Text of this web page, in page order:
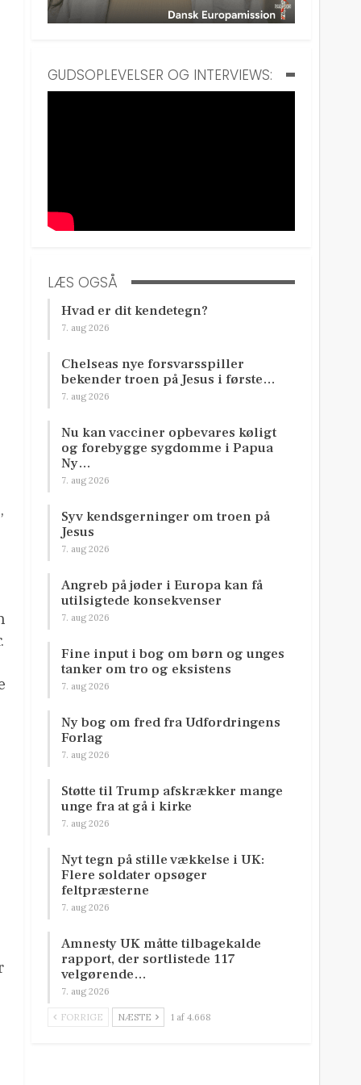
GUDSOPLEVELSER OG INTERVIEWS:
LÆS OGSÅ
Hvad er dit kendetegn?
7. aug 2026
Chelseas nye forsvarsspiller
bekender troen på Jesus i første…
7. aug 2026
Nu kan vacciner opbevares køligt
og forebygge sygdomme i Papua
Ny…
7. aug 2026
Syv kendsgerninger om troen på
Jesus
7. aug 2026
Angreb på jøder i Europa kan få
utilsigtede konsekvenser
7. aug 2026
Fine input i bog om børn og unges
tanker om tro og eksistens
7. aug 2026
Ny bog om fred fra Udfordringens
Forlag
7. aug 2026
Støtte til Trump afskrækker mange
unge fra at gå i kirke
7. aug 2026
Nyt tegn på stille vækkelse i UK:
Flere soldater opsøger
feltpræsterne
7. aug 2026
Amnesty UK måtte tilbagekalde
rapport, der sortlistede 117
velgørende…
7. aug 2026
FORRIGE NÆSTE 1 af 4.668